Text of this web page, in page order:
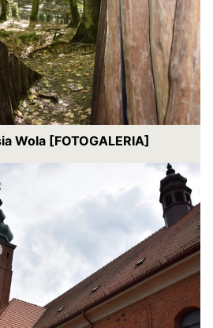
Wola [FOTOGALERIA]